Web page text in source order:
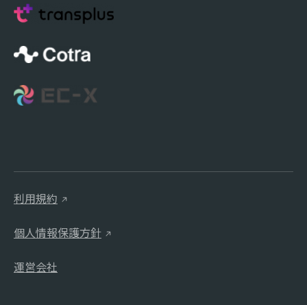
利用規約
個人情報保護方針
運営会社